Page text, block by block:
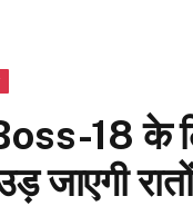
18 के
जाएगी